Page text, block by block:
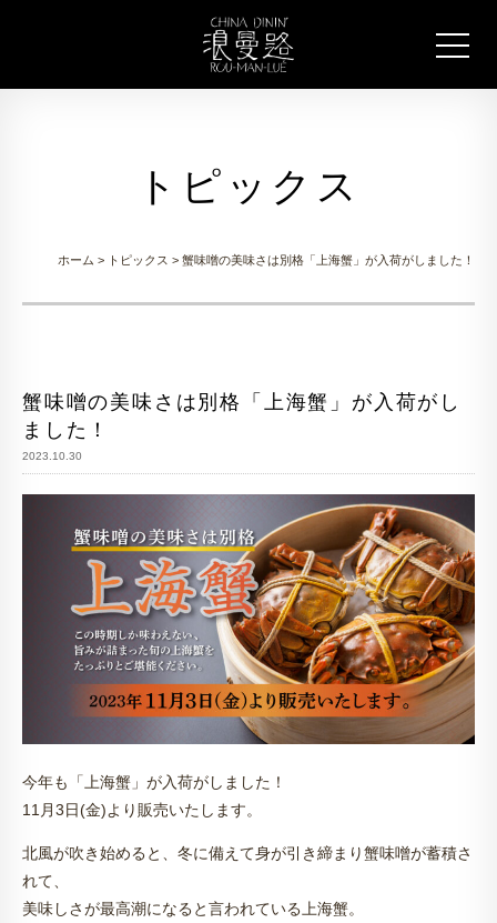
トピックス
ホーム > トピックス > 蟹味噌の美味さは別格「上海蟹」が入荷がしました！
蟹味噌の美味さは別格「上海蟹」が入荷がし
ました！
2023.10.30
今年も「上海蟹」が入荷がしました！
11月3日(金)より販売いたします。
北風が吹き始めると、冬に備えて身が引き締まり蟹味噌が蓄積さ
れて、
美味しさが最高潮になると言われている上海蟹。